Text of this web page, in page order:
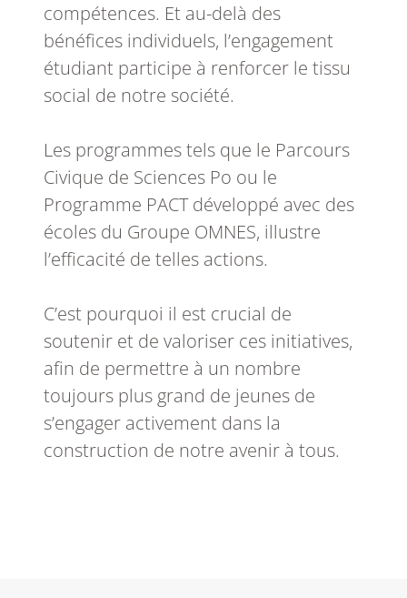
compétences. Et au-delà des
bénéfices individuels, l’engagement
étudiant participe à renforcer le tissu
social de notre société.
Les programmes tels que le Parcours
Civique de Sciences Po ou le
Programme PACT développé avec des
écoles du Groupe OMNES, illustre
l’efficacité de telles actions.
C’est pourquoi il est crucial de
soutenir et de valoriser ces initiatives,
afin de permettre à un nombre
toujours plus grand de jeunes de
s’engager activement dans la
construction de notre avenir à tous.